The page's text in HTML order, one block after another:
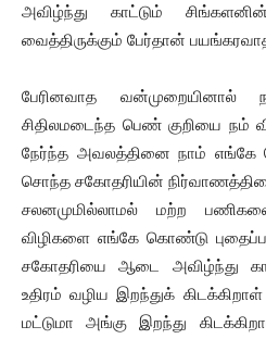
அவிழ்ந்து காட்டும்
வைத்திருக்கும் பேர்தான் பயங்கரவாத
பேரினவாத
சிதிலமடைந்த பெண் குறியை நம்
நேர்ந்த அவலத்தினை நாம்
சொந்த சகோதரியின்
சலனமுமில்லாமல் மற்ற
விழிகளை எங்கே கொண்டு
சகோதரியை ஆடை அவிழ்ந்து
உதிரம் வழிய இறந்துக்
மட்டுமா அங்கு இறந்து